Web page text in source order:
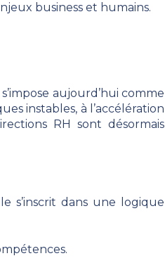
business et humains.
aujourd’hui comme
instables, à l’accélération
RH sont désormais
s’inscrit dans une logique